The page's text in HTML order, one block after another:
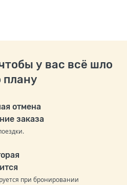
у вас всё шло
плану
отмена
заказа
при бронировании